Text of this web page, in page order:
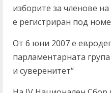
изборите за членове
е регистриран под
От 6 юни 2007 е
парламентарната
и суверенитет“